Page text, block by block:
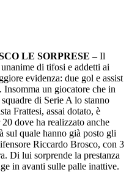
LE SORPRESE –Il
di tifosi e addetti ai
evidenza: due gol e assist
un giocatore che in
di Serie A lo stanno
Frattesi, assai dotato, è
dove ha realizzato anche
sul quale hanno già posto gli
Riccardo Brosco, con 3
Di lui sorprende la prestanza
in avanti sulle palle inattive.